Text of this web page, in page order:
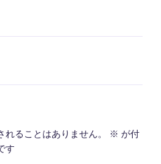
れることはありません。 ※ が付
す